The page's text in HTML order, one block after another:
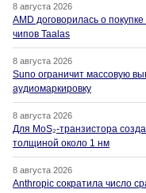
8 августа 2026
AMD договорилась о
чипов Taalas
8 августа 2026
Suno ограничит массовую
аудиомаркировку
8 августа 2026
Для MoS₂-транзистора
толщиной около 1 нм
8 августа 2026
Anthropic сократила число